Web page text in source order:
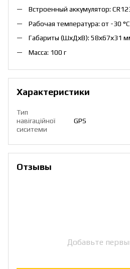
Встроенный аккумулятор:
Рабочая температура: от -30
Габариты (ШхДхВ): 58х67х31
Масса: 100 г
Характеристики
Тип
навігаційної
сиситеми
GPS
Отзывы
Добавьте